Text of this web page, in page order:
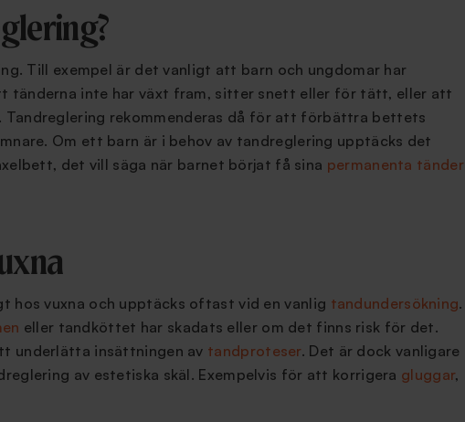
Till exempel är det vanligt att barn och ungdomar har
tänderna inte har växt fram, sitter snett eller för tätt, eller att
Tandreglering rekommenderas då för att förbättra bettets
Om ett barn är i behov av tandreglering upptäcks det
det vill säga när barnet börjat få sina permanenta tänder
hos vuxna och upptäcks oftast vid en vanlig tandundersökning.
eller tandköttet har skadats eller om det finns risk för det.
underlätta insättningen av tandproteser. Det är dock vanligare
av estetiska skäl. Exempelvis för att korrigera gluggar,